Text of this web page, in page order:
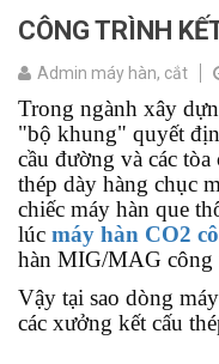
CÔNG TRÌNH
Admin máy hàn, cắt
Trong ngành xây
"bộ khung" quyết
cầu đường và các
thép dày hàng chục
chiếc máy hàn que
lúc máy hàn CO2
hàn MIG/MAG công
Vậy tại sao dòng
các xưởng kết cấu